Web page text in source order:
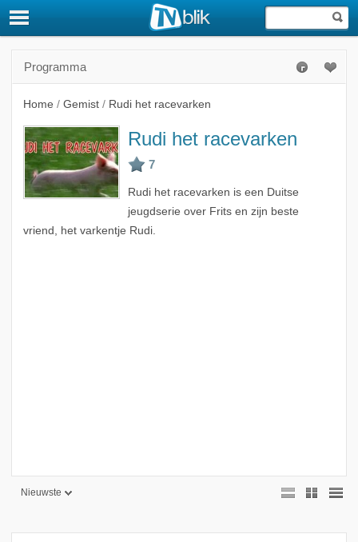
Programma
Home / Gemist / Rudi het racevarken
Rudi het racevarken
Rudi het racevarken is een Duitse
jeugdserie over Frits en zijn beste
vriend, het varkentje Rudi.
Nieuwste